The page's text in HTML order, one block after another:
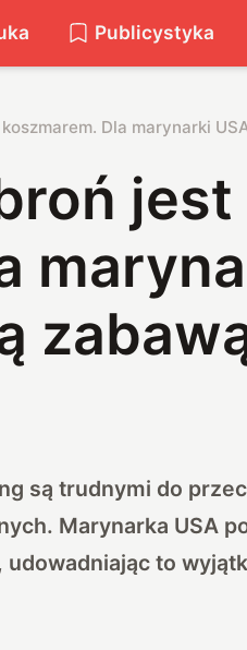
Publicystyka
Dla marynarki
jest
są trudnymi do
Marynarka USA
to